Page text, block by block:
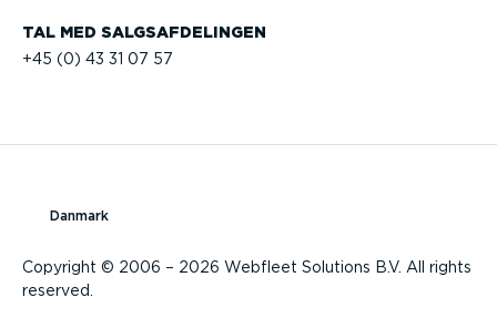
TAL MED SALGS­AF­DE­LINGEN
+45 (0) 43 31 07 57
Copyright © 2006 – 2026 Webfleet Solutions B.V. All rights
reserved.
Danmark